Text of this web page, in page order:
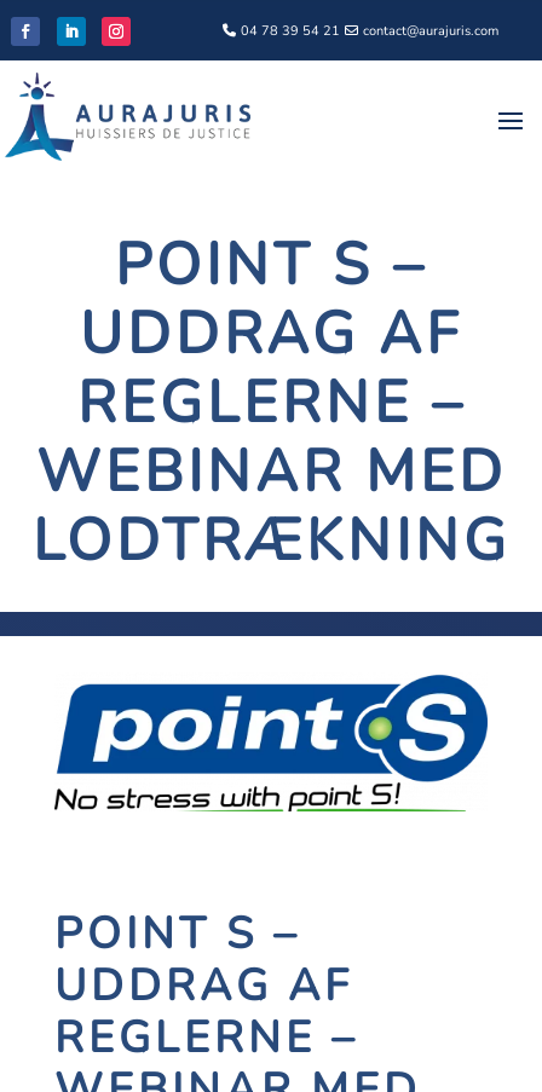
04 78 39 54 21 contact@aurajuris.com
POINT S –
UDDRAG AF
REGLERNE –
WEBINAR MED
LODTRÆKNING
POINT S –
UDDRAG AF
REGLERNE –